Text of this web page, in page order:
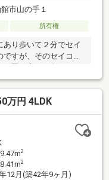
市山の手１
所有権
あり歩いて２分でセイ
すが、そのセイコー
函館山側に向かうと
ティリティの電動物干
ですね！１階にリビン
Ｋで１８．５帖と
な場所ですよ！多少リ
にございますので是非
万円 4LDK
2
2
12月(築42年9ヶ月)